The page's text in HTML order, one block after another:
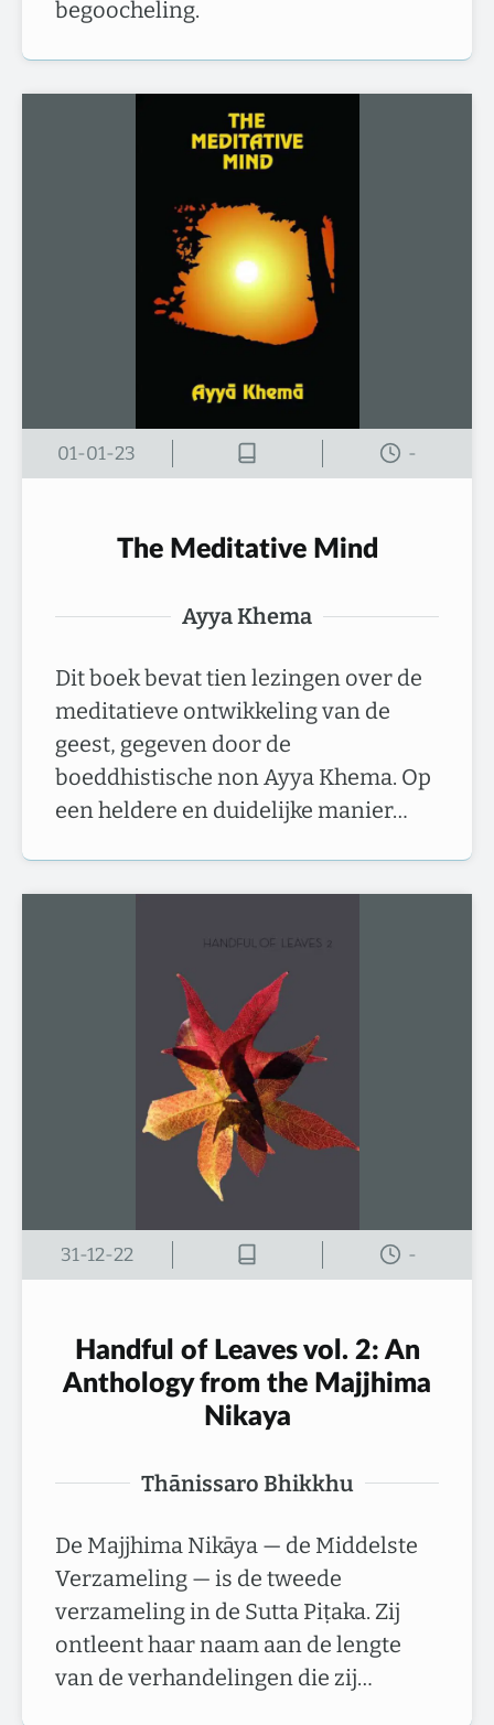
begoocheling.
01-01-23 -
The Meditative Mind
Ayya Khema
Dit boek bevat tien lezingen over de
meditatieve ontwikkeling van de
geest, gegeven door de
boeddhistische non Ayya Khema. Op
een heldere en duidelijke manier…
31-12-22 -
Handful of Leaves vol. 2: An
Anthology from the Majjhima
Nikaya
Thānissaro Bhikkhu
De Majjhima Nikāya — de Middelste
Verzameling — is de tweede
verzameling in de Sutta Piṭaka. Zij
ontleent haar naam aan de lengte
van de verhandelingen die zij…